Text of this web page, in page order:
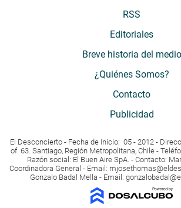
RSS
Editoriales
Breve historia del medio
¿Quiénes Somos?
Contacto
Publicidad
El Desconcierto - Fecha de Inicio: 05 - 2012 -
of. 63. Santiago, Región Metropolitana, Chile -
Razón social: El Buen Aire SpA. - Contacto:
Coordinadora General - Email:
Gonzalo Badal Mella - Email: